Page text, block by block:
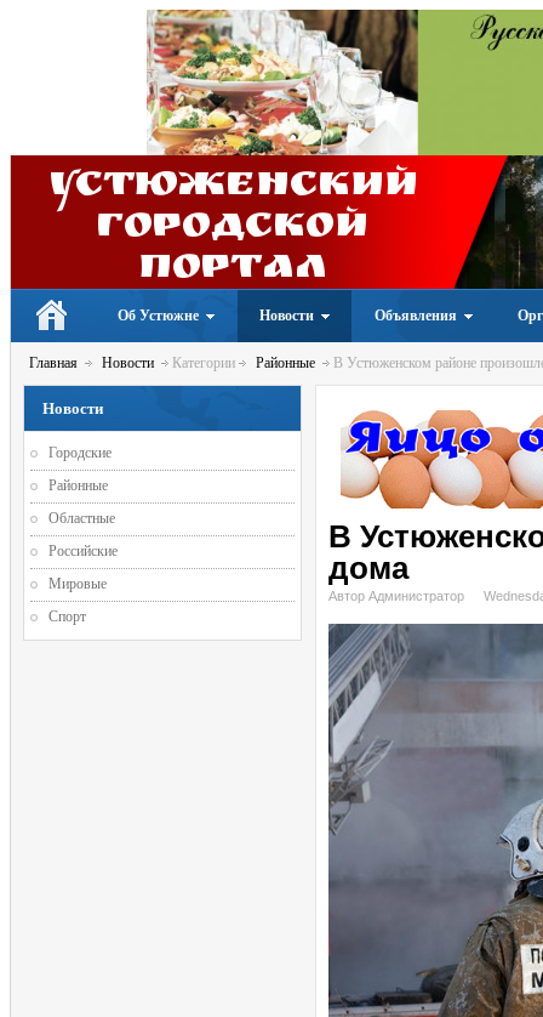
Устюженский
Городской
портал
Об Устюжне Новости Объявления
Главная Новости Категории Районные В Устюженском районе
В
дома
Автор Администратор
Новости
Городские
Районные
Областные
Российские
Мировые
Спорт